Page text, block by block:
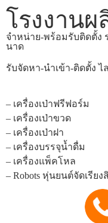
โรงงาน
จำหน่าย-พร้อมรับติดตั้ง
นาด
รับจัดหา-นำเข้า-ติดตั้ง
– เครื่องเป่าฟรีฟอร์ม
– เครื่องเป่าขวด
– เครื่องเป่าฝา
– เครื่องบรรจุน้ำดื่ม
– เครื่องแพ็คโหล
– Robots หุ่นยนต์จัดเรียง